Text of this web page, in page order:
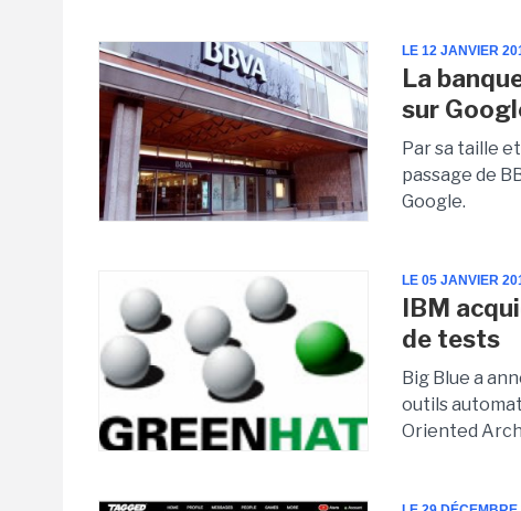
LE 12 JANVIER
La
sur
Par sa taille
passage de
Google.
LE 05 JANVIER
IBM
de tests
Big Blue a
outils
Oriented